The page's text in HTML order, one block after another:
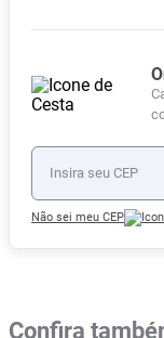
Não sei meu CEP
Confira